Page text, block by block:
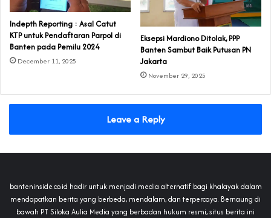
Indepth Reporting : Asal Catut
KTP untuk Pendaftaran Parpol di
Banten pada Pemilu 2024
December 11, 2025
Eksepsi Mardiono Ditolak, PPP
Banten Sambut Baik Putusan PN
Jakarta
November 29, 2025
Leave a Reply
banteninside.co.id hadir untuk menjadi media alternatif bagi khalayak dalam
mendapatkan berita yang berbeda, mendalam, dan terpercaya. Bernaung di
bawah PT Siloka Aulia Media yang berbadan hukum resmi, situs berita ini